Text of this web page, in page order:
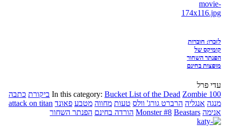
לזכרו: חוברות
קומיקס של
הפנתר השחור
מופצות בחינם
עדי פרל
In this category: Bucket List of the Dead Zombie 100 ביקורת כתבה
מנגה אנגליה הרברט גורג' וולס טעות מחווה מטבע פאונד attack on titan
אנימה
Monster #8 Beastars הורדה בחינם הפנתר השחור